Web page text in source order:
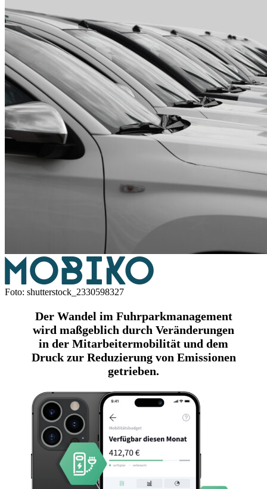
Foto: shutterstock_2330598327
Der Wandel im Fuhrparkmanagement
wird maßgeblich durch Veränderungen
in der Mitarbeitermobilität und dem
Druck zur Reduzierung von Emissionen
getrieben.